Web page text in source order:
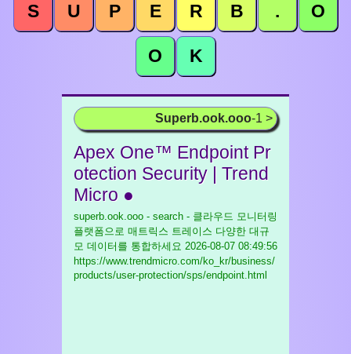
S U P E R B . O
O K
Superb.ook.ooo-1 >
Apex One™ Endpoint Pr
otection Security | Trend
Micro ●
superb.ook.ooo - search - 클라우드 모니터링
플랫폼으로 매트릭스 트레이스 다양한 대규
모 데이터를 통합하세요 2026-08-07 08:49:56
https://www.trendmicro.com/ko_kr/business/
products/user-protection/sps/endpoint.html